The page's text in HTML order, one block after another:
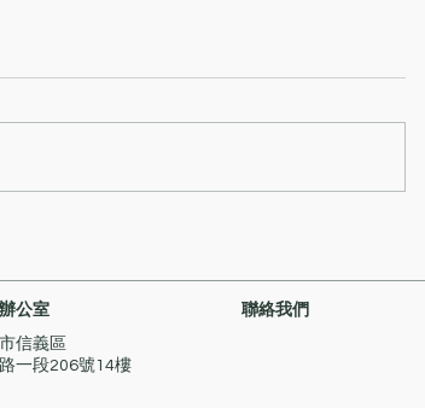
萬元
及在管
他缺失
公室
信義區
一段206號14樓
聯絡我們